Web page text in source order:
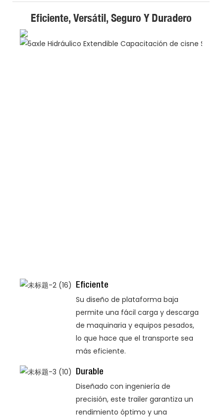
Eficiente, Versátil, Seguro Y Duradero
Eficiente
Su diseño de plataforma baja
permite una fácil carga y descarga
de maquinaria y equipos pesados,
lo que hace que el transporte sea
más eficiente.
Durable
Diseñado con ingeniería de
precisión, este trailer garantiza un
rendimiento óptimo y una